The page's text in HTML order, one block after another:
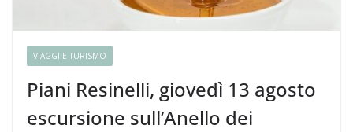
VIAGGI E TURISMO
Piani Resinelli, giovedì 13 agosto
escursione sull’Anello dei